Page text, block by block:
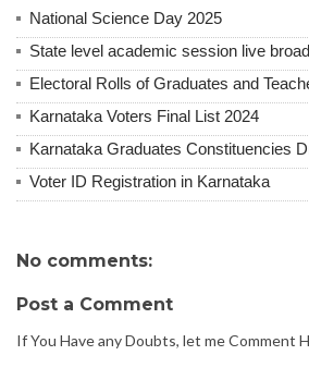
National Science Day 2025
State level academic session live
Electoral Rolls of Graduates and
Karnataka Voters Final List 2024
Karnataka Graduates Constituencies
Voter ID Registration in Karnataka
No comments:
Post a Comment
If You Have any Doubts, let me Comment